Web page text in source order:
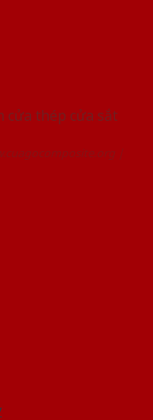
cửa thép cửa sắt
|